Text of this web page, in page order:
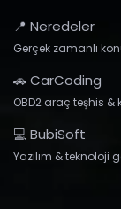
📍 Neredeler
Gerçek zamanlı
🚗 CarCoding
OBD2 araç teşhis
💻 BubiSoft
Yazılım & teknoloji